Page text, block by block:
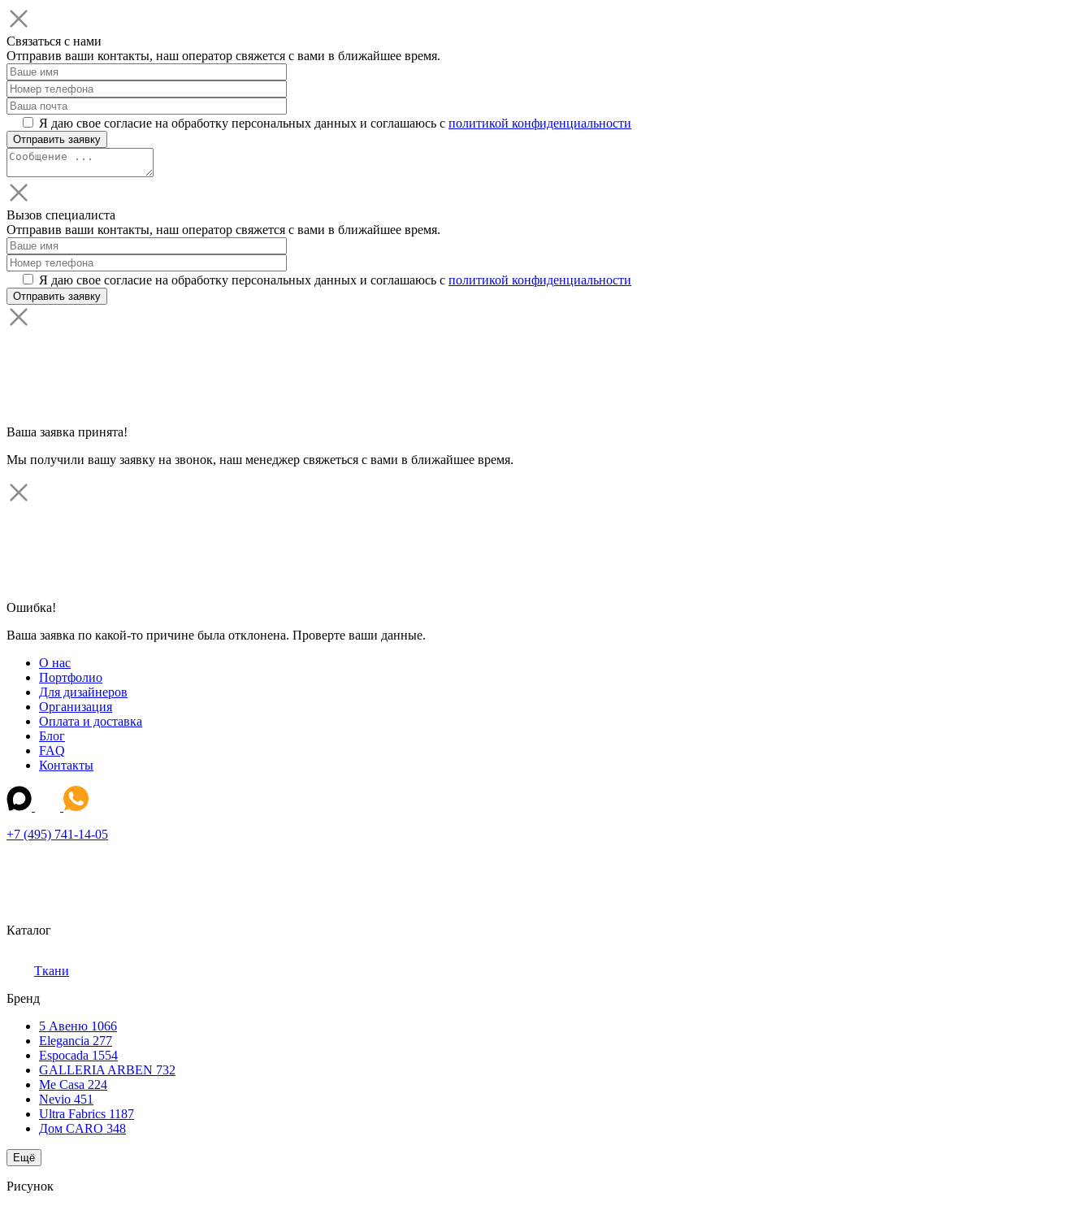
Связаться с нами
Отправив ваши контакты, наш оператор свяжется с вами в ближайшее время.
Я даю свое согласие на обработку персональных данных и соглашаюсь с политикой конфиденциальности
Вызов специалиста
Отправив ваши контакты, наш оператор свяжется с вами в ближайшее время.
Я даю свое согласие на обработку персональных данных и соглашаюсь с политикой конфиденциальности
Ваша заявка принята!
Мы получили вашу заявку на звонок, наш менеджер свяжеться с вами в ближайшее время.
Ошибка!
Ваша заявка по какой-то причине была отклонена. Проверте ваши данные.
О нас
Портфолио
Для дизайнеров
Организация
Оплата и доставка
Блог
FAQ
Контакты
+7 (495) 741-14-05
Каталог
Ткани
Бренд
5 Авеню 1066
Elegancia 277
Espocada 1554
GALLERIA ARBEN 732
Me Casa 224
Nevio 451
Ultra Fabrics 1187
Дом CARO 348
Ещё
Рисунок